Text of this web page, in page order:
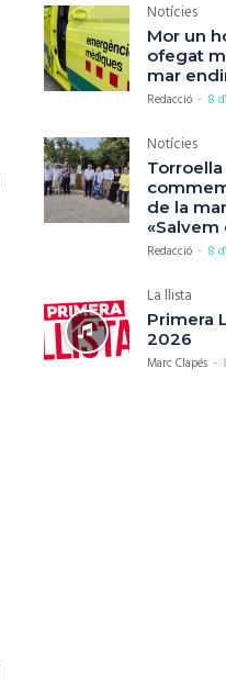
Notícies
Mor un
ofegat
mar
Redacció - 8
Notícies
de la
«Salvem
Redacció - 8
La llista
Primera
2026
Marc Clapés -